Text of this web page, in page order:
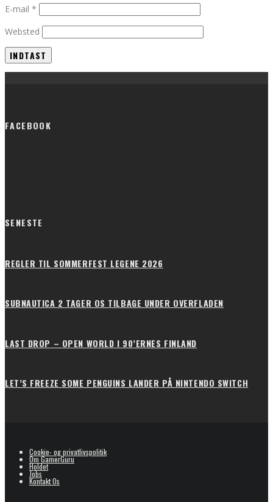
E-mail *
Websted
FACEBOOK
SENESTE
REGLER TIL SOMMERFEST LEGENE 2026
SUBNAUTICA 2 TAGER OS TILBAGE UNDER OVERFLADEN
LAST DROP – OPEN WORLD I 90’ERNES FINLAND
LET’S FREEZE SOME PENGUINS LANDER PÅ NINTENDO SWITCH
Cookie- og privatlivspolitik
Om GamerGuru
Holdet
Jobs
Kontakt Os